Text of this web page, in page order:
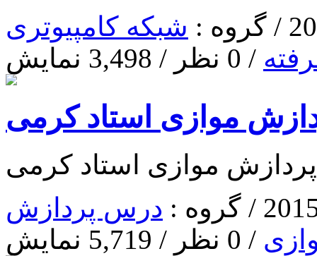
شبکه کامپیوتری
/ 0 نظر / 3,498 نمایش
موازی استاد کرمی
موازی استاد کرمی
درس پردازش
/ 0 نظر / 5,719 نمایش